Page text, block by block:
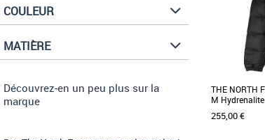
COULEUR
MATIÈRE
Découvrez-en un peu plus sur la
marque
THE NORTH
M Hydrenalite
255,00 €